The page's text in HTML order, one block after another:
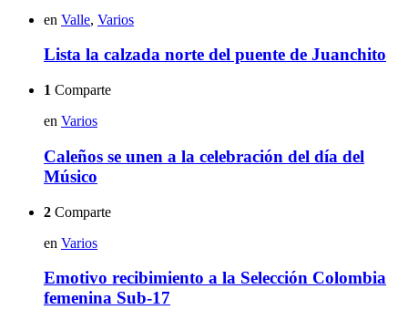
en Valle, Varios
Lista la calzada norte del puente de Juanchito
1 Comparte
en Varios
Caleños se unen a la celebración del día del
Músico
2 Comparte
en Varios
Emotivo recibimiento a la Selección Colombia
femenina Sub-17